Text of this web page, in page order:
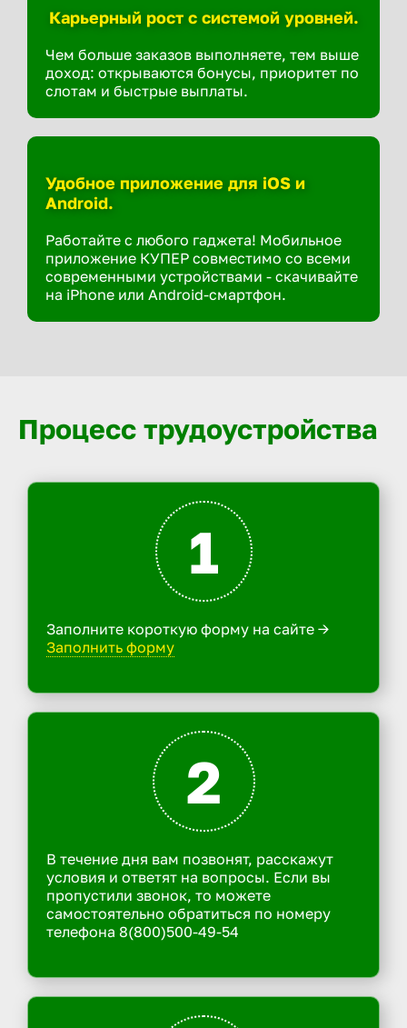
Карьерный рост с системой уровней.
Чем больше заказов выполняете, тем выше
доход: открываются бонусы, приоритет по
слотам и быстрые выплаты.
Удобное приложение для iOS и
Android.
Работайте с любого гаджета! Мобильное
приложение КУПЕР совместимо со всеми
современными устройствами - скачивайте
на iPhone или Android-смартфон.
Процесс трудоустройства
1
Заполните короткую форму на сайте ->
Заполнить форму
2
В течение дня вам позвонят, расскажут
условия и ответят на вопросы. Если вы
пропустили звонок, то можете
самостоятельно обратиться по номеру
телефона 8(800)500-49-54